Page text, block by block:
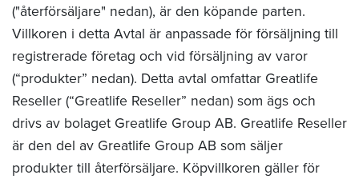
("återförsäljare" nedan), är den köpande parten.
Villkoren i detta Avtal är anpassade för försäljning till
registrerade företag och vid försäljning av varor
(“produkter” nedan). Detta avtal omfattar Greatlife
Reseller (“Greatlife Reseller” nedan) som ägs och
drivs av bolaget Greatlife Group AB. Greatlife Reseller
är den del av Greatlife Group AB som säljer
produkter till återförsäljare. Köpvillkoren gäller för